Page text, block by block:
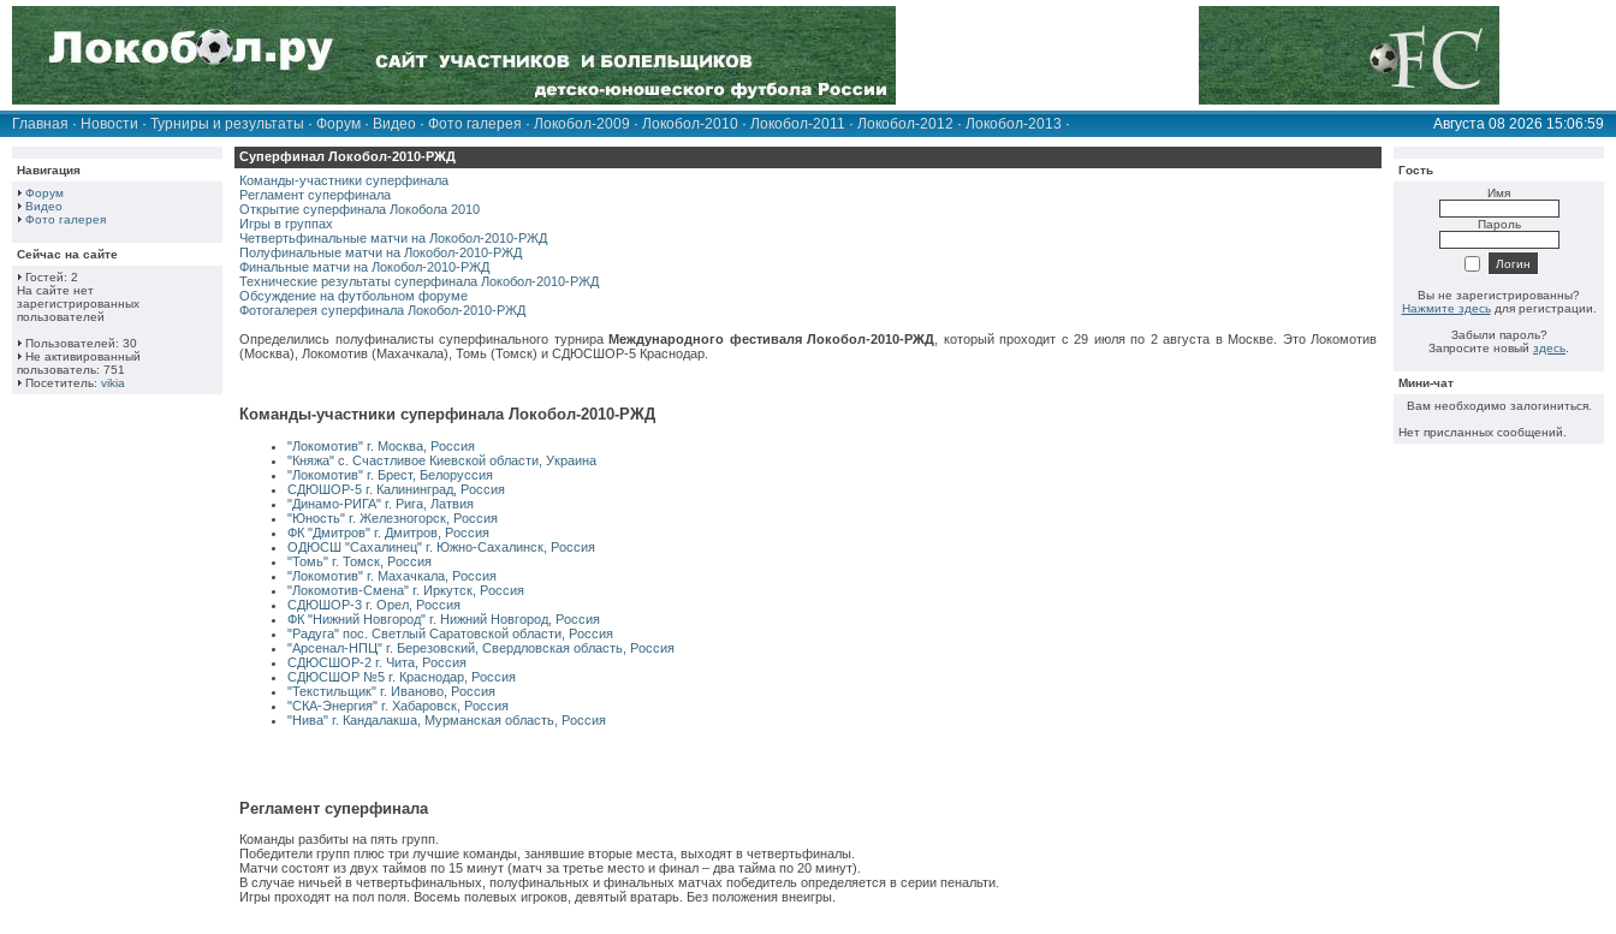
Главная · Новости · Турниры и результаты · Форум · Видео · Фото галерея · Локобол-2009 · Локобол-2010 · Локобол-2011 · Локобол-2012 · Локобол-2013 · Августа 08 2026 15:06:59
Навигация
Форум
Видео
Фото галерея
Сейчас на сайте
Гостей: 2
На сайте нет
зарегистрированных
пользователей
Пользователей: 30
Не активированный
пользователь: 751
Посетитель: vikia
Суперфинал Локобол-2010-РЖД
Команды-участники суперфинала
Регламент суперфинала
Открытие суперфинала Локобола 2010
Игры в группах
Четвертьфинальные матчи на Локобол-2010-РЖД
Полуфинальные матчи на Локобол-2010-РЖД
Финальные матчи на Локобол-2010-РЖД
Технические результаты суперфинала Локобол-2010-РЖД
Обсуждение на футбольном форуме
Фотогалерея суперфинала Локобол-2010-РЖД
Определились полуфиналисты суперфинального турнира Международного фестиваля Локобол-2010-РЖД , который проходит с 29 июля по 2 августа в Москве. Это Локомотив
(Москва), Локомотив (Махачкала), Томь (Томск) и СДЮСШОР-5 Краснодар.
Команды-участники суперфинала Локобол-2010-РЖД
"Локомотив" г. Москва, Россия
"Княжа" с. Счастливое Киевской области, Украина
"Локомотив" г. Брест, Белоруссия
СДЮШОР-5 г. Калининград, Россия
"Динамо-РИГА" г. Рига, Латвия
"Юность" г. Железногорск, Россия
ФК "Дмитров" г. Дмитров, Россия
ОДЮСШ "Сахалинец" г. Южно-Сахалинск, Россия
"Томь" г. Томск, Россия
"Локомотив" г. Махачкала, Россия
"Локомотив-Смена" г. Иркутск, Россия
СДЮШОР-3 г. Орел, Россия
ФК "Нижний Новгород" г. Нижний Новгород, Россия
"Радуга" пос. Светлый Саратовской области, Россия
"Арсенал-НПЦ" г. Березовский, Свердловская область, Россия
СДЮСШОР-2 г. Чита, Россия
СДЮСШОР №5 г. Краснодар, Россия
"Текстильщик" г. Иваново, Россия
"СКА-Энергия" г. Хабаровск, Россия
"Нива" г. Кандалакша, Мурманская область, Россия
Регламент суперфинала
Команды разбиты на пять групп.
Победители групп плюс три лучшие команды, занявшие вторые места, выходят в четвертьфиналы.
Матчи состоят из двух таймов по 15 минут (матч за третье место и финал – два тайма по 20 минут).
В случае ничьей в четвертьфинальных, полуфинальных и финальных матчах победитель определяется в серии пенальти.
Игры проходят на пол поля. Восемь полевых игроков, девятый вратарь. Без положения внеигры.
Гость
Имя
Пароль
Вы не зарегистрированны?
Нажмите здесьдля регистрации.
Забыли пароль?
Запросите новый здесь.
Мини-чат
Вам необходимо залогиниться.
Нет присланных сообщений.